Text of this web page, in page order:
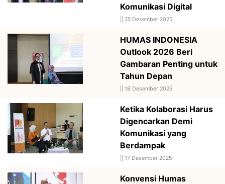
Komunikasi Digital
25 Desember 2025
HUMAS INDONESIA
Outlook 2026 Beri
Gambaran Penting untuk
Tahun Depan
18 Desember 2025
Ketika Kolaborasi Harus
Digencarkan Demi
Komunikasi yang
Berdampak
17 Desember 2025
Konvensi Humas